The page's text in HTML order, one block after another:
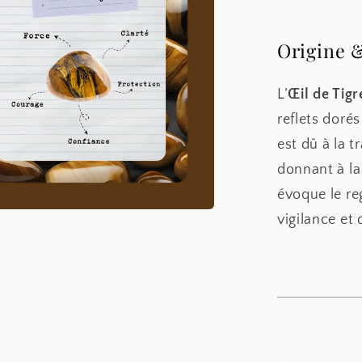
Origine
L’Œil de
reflets
est dû à la
donnant à
évoque le
vigilance et